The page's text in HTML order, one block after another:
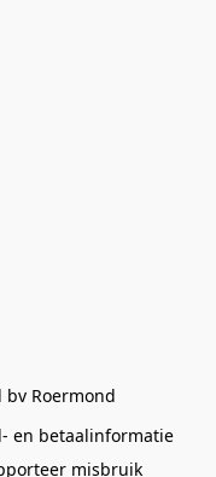
Roermond
en betaalinformatie
misbruik